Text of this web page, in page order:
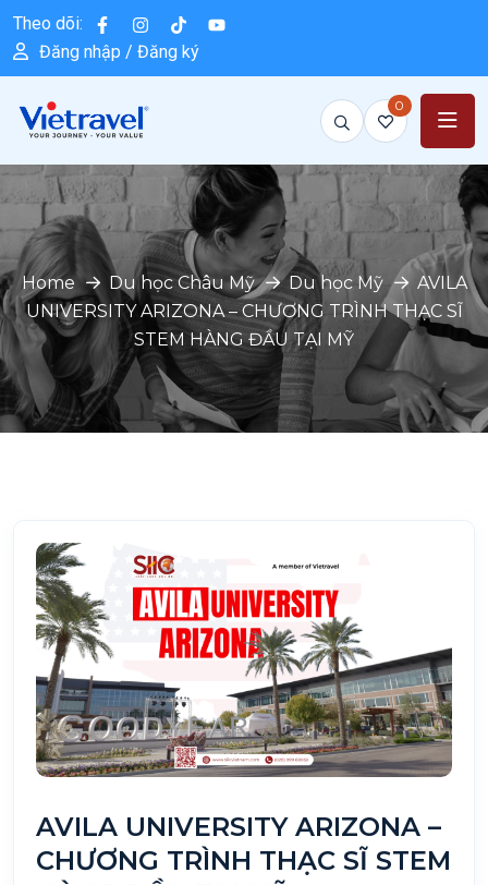
Theo dõi:
Đăng nhập / Đăng ký
0
Home Du học Châu Mỹ Du học Mỹ
AVILA
UNIVERSITY ARIZONA – CHƯƠNG TRÌNH THẠC SĨ
STEM HÀNG ĐẦU TẠI MỸ
AVILA UNIVERSITY ARIZONA –
CHƯƠNG TRÌNH THẠC SĨ STEM